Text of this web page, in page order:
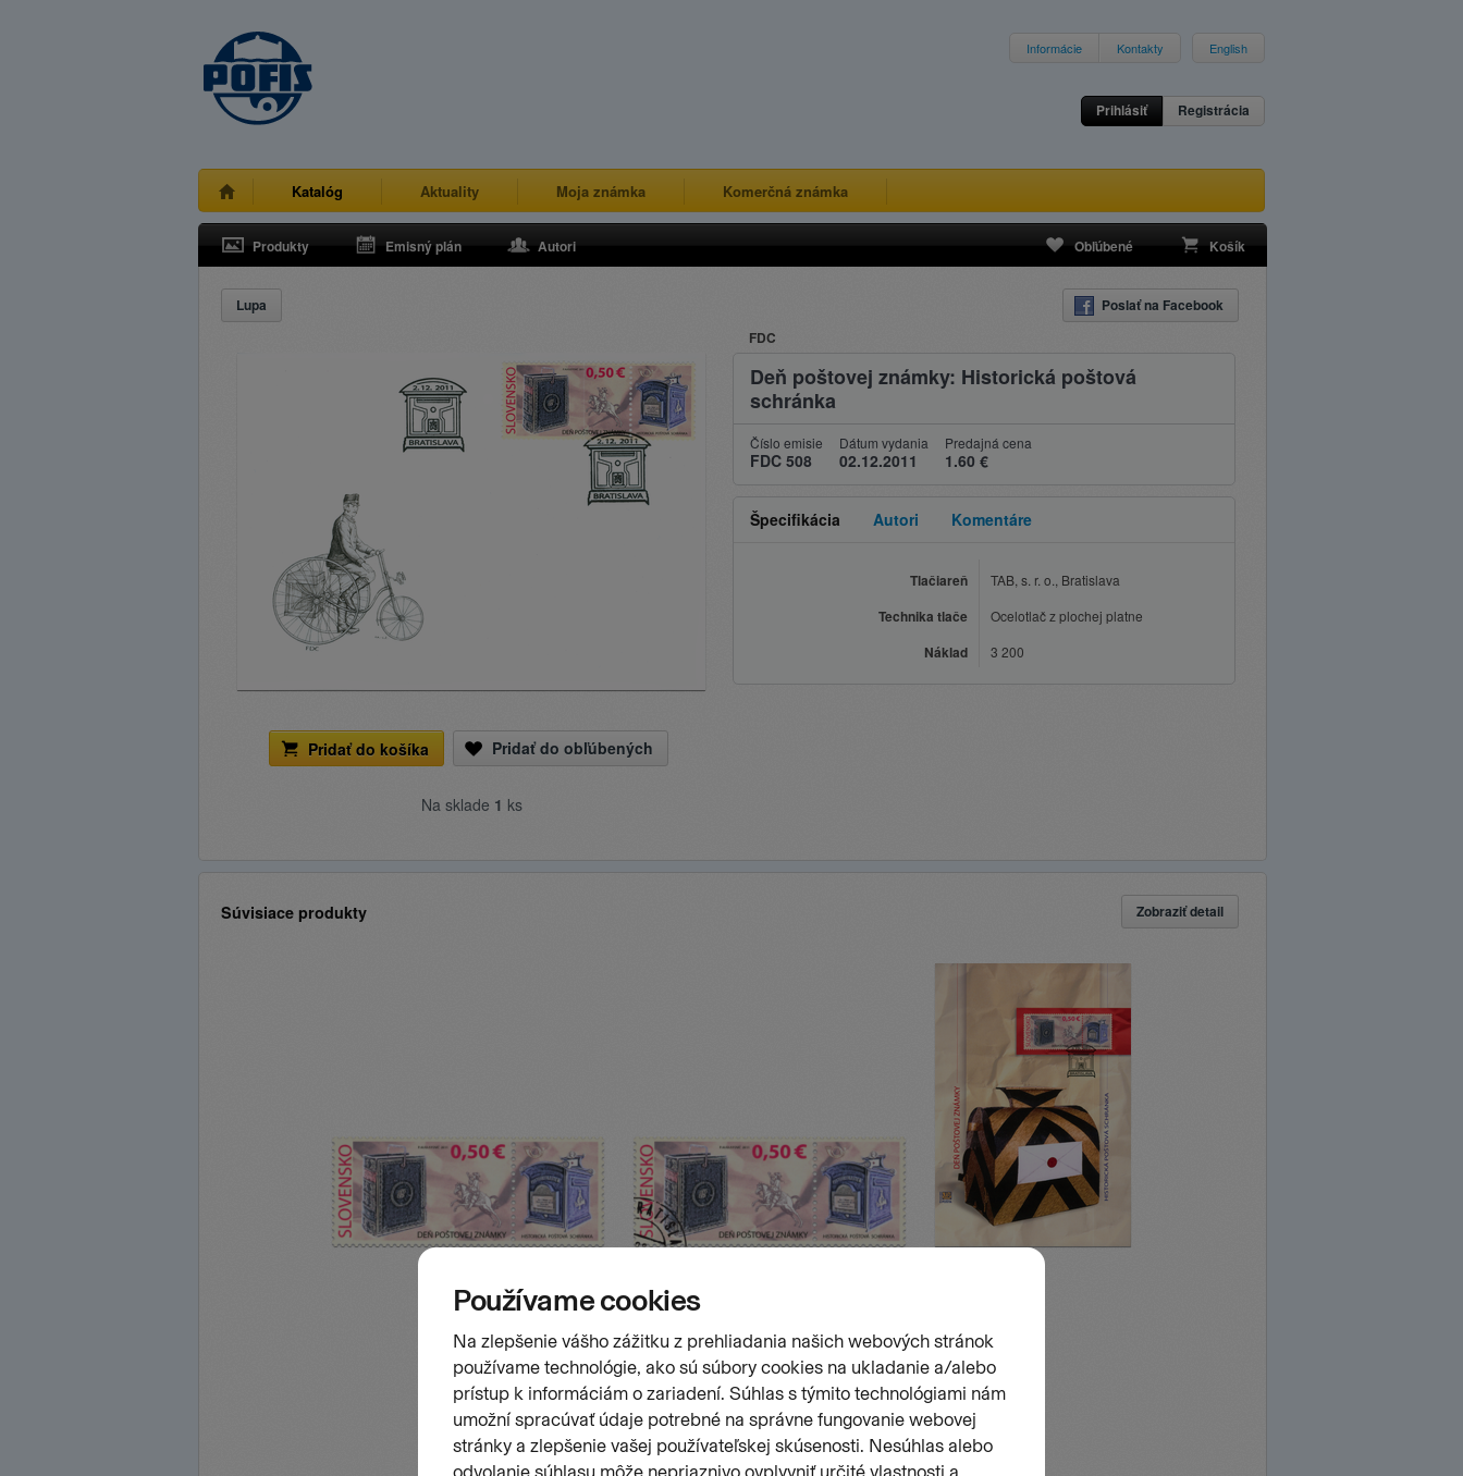
Informácie Kontakty English
Prihlásiť Registrácia
Katalóg Aktuality Moja známka Komerčná známka
Produkty Emisný plán Autori Obľúbené Košík
Lupa Poslať na Facebook
Pridať do košíka Pridať do obľúbených
Na sklade 1 ks
FDC
Deň poštovej známky: Historická poštová
schránka
Číslo emisie
FDC 508
Dátum vydania
02.12.2011
Predajná cena
1.60 €
Špecifikácia Autori Komentáre
Tlačiareň TAB, s. r. o., Bratislava
Technika tlače Ocelotlač z plochej platne
Náklad 3 200
Súvisiace produkty Zobraziť detail